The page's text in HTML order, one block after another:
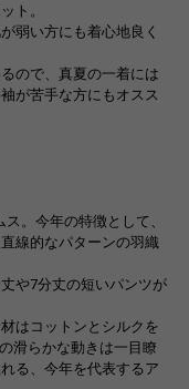
ト。
弱い方にも着心地良く
ので、真夏の一着には
が苦手な方にもオスス
。今年の特徴として、
線的なパターンの羽織
や7分丈の短いパンツが
はコットンとシルクを
滑らかな動きは一目瞭
る、今年を代表するア